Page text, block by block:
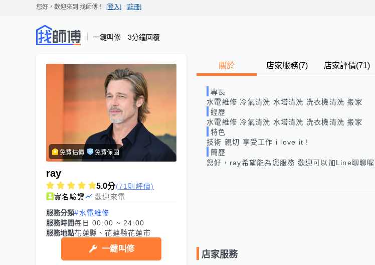
您好，歡迎來到 找師傅 ！ [登入] [註冊]
一鍵叫修 3分鐘回覆
免費估價 免費保固
ray
5.0分(71則評價)
實名驗證
歡迎來電
服務分類#水電維修
服務時間每日 00:00 ~ 24:00
服務地點花蓮縣、花蓮縣花蓮市
一鍵叫修
關於 店家服務(7) 店家評價(71)
專長
水電維修 冷氣清洗 水塔清洗 洗衣機清洗 搬家
經歷
水電維修 冷氣清洗 水塔清洗 洗衣機清洗 搬家
特色
技術 親切 享受工作 i love it !
簡歷
店家服務